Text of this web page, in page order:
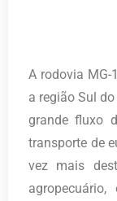
A rodovia
a região Sul
grande fluxo
transporte de
vez mais